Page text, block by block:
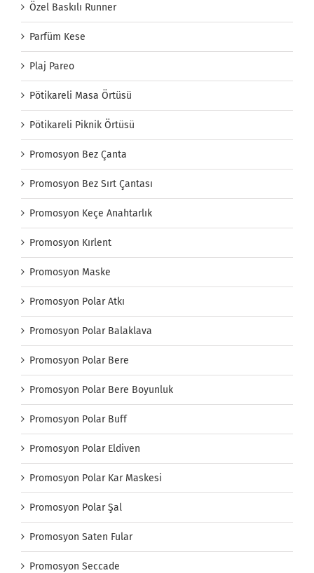
Özel Baskılı Runner
Parfüm Kese
Plaj Pareo
Pötikareli Masa Örtüsü
Pötikareli Piknik Örtüsü
Promosyon Bez Çanta
Promosyon Bez Sırt Çantası
Promosyon Keçe Anahtarlık
Promosyon Kırlent
Promosyon Maske
Promosyon Polar Atkı
Promosyon Polar Balaklava
Promosyon Polar Bere
Promosyon Polar Bere Boyunluk
Promosyon Polar Buff
Promosyon Polar Eldiven
Promosyon Polar Kar Maskesi
Promosyon Polar Şal
Promosyon Saten Fular
Promosyon Seccade